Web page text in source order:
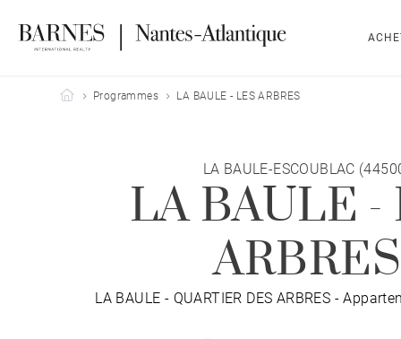
Barnes Nantes-Atlantique
Programmes LA BAULE - LES ARBRES
LA BAULE-ESCOUBLAC
LA BAULE -
ARBRES
LA BAULE - QUARTIER DES ARBRES -